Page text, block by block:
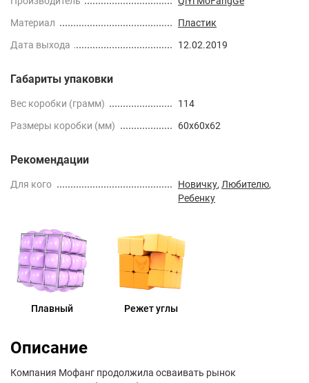
Материал
Пластик
Дата выхода
12.02.2019
Габариты упаковки
Вес коробки (грамм)
114
Размеры коробки (мм)
60x60x62
Рекомендации
Для кого Новичку, Любителю,
Ребенку
Плавный Режет углы
Описание
Компания Мофанг продолжила осваивать рынок